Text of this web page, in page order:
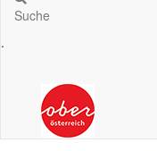
Suche
.